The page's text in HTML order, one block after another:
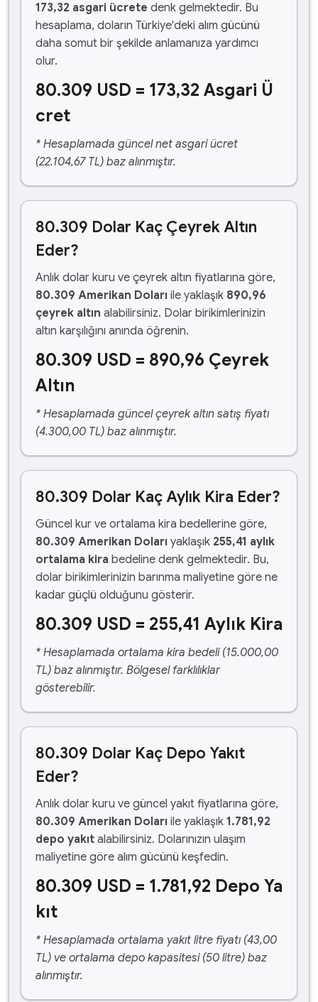
173,32 asgari ücrete denk gelmektedir. Bu
hesaplama, doların Türkiye'deki alım gücünü
daha somut bir şekilde anlamanıza yardımcı
olur.
80.309 USD = 173,32 Asgari Ü
cret
* Hesaplamada güncel net asgari ücret
(22.104,67 TL) baz alınmıştır.
80.309 Dolar Kaç Çeyrek Altın
Eder?
Anlık dolar kuru ve çeyrek altın fiyatlarına göre,
80.309 Amerikan Doları ile yaklaşık 890,96
çeyrek altın alabilirsiniz. Dolar birikimlerinizin
altın karşılığını anında öğrenin.
80.309 USD = 890,96 Çeyrek
Altın
* Hesaplamada güncel çeyrek altın satış fiyatı
(4.300,00 TL) baz alınmıştır.
80.309 Dolar Kaç Aylık Kira Eder?
Güncel kur ve ortalama kira bedellerine göre,
80.309 Amerikan Doları yaklaşık 255,41 aylık
ortalama kira bedeline denk gelmektedir. Bu,
dolar birikimlerinizin barınma maliyetine göre ne
kadar güçlü olduğunu gösterir.
80.309 USD = 255,41 Aylık Kira
* Hesaplamada ortalama kira bedeli (15.000,00
TL) baz alınmıştır. Bölgesel farklılıklar
gösterebilir.
80.309 Dolar Kaç Depo Yakıt
Eder?
Anlık dolar kuru ve güncel yakıt fiyatlarına göre,
80.309 Amerikan Doları ile yaklaşık 1.781,92
depo yakıt alabilirsiniz. Dolarınızın ulaşım
maliyetine göre alım gücünü keşfedin.
80.309 USD = 1.781,92 Depo Ya
kıt
* Hesaplamada ortalama yakıt litre fiyatı (43,00
TL) ve ortalama depo kapasitesi (50 litre) baz
alınmıştır.